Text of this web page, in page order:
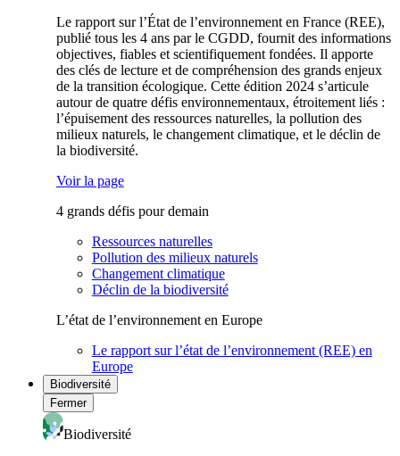
Le rapport sur l’État de l’environnement en France (REE),
publié tous les 4 ans par le CGDD, fournit des informations
objectives, fiables et scientifiquement fondées. Il apporte
des clés de lecture et de compréhension des grands enjeux
de la transition écologique. Cette édition 2024 s’articule
autour de quatre défis environnementaux, étroitement liés :
l’épuisement des ressources naturelles, la pollution des
milieux naturels, le changement climatique, et le déclin de
la biodiversité.
Voir la page
4 grands défis pour demain
Ressources naturelles
Pollution des milieux naturels
Changement climatique
Déclin de la biodiversité
L’état de l’environnement en Europe
Le rapport sur l’état de l’environnement (REE) en
Europe
Biodiversité
Fermer
Biodiversité